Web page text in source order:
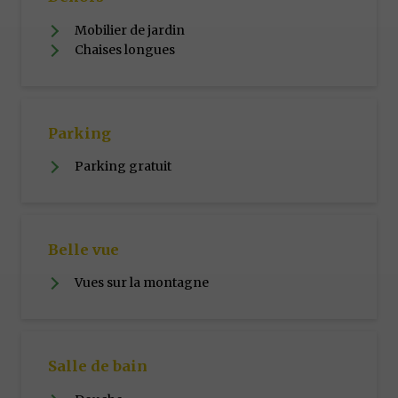
Mobilier de jardin
Chaises longues
Parking
Parking gratuit
Belle vue
Vues sur la montagne
Salle de bain